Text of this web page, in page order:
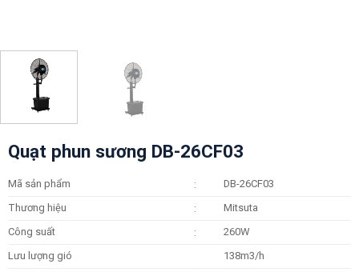
Quạt phun sương DB-26CF03
Mã sản phẩm :
DB-26CF03
Thương hiệu
:
Mitsuta
Công suất
:
260W
Lưu lượng gió
138m3/h